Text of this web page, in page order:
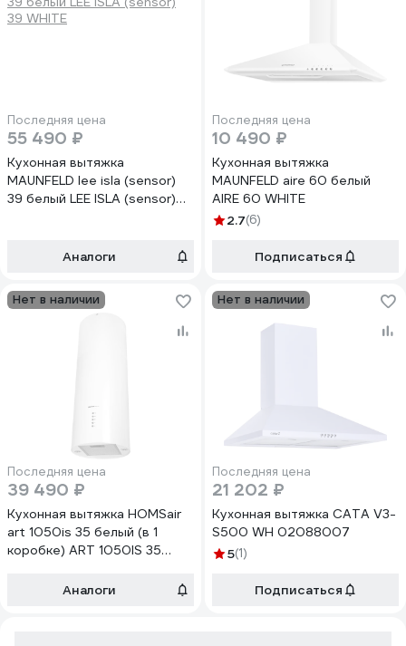
Последняя цена
55 490 ₽
Кухонная вытяжка
MAUNFELD lee isla (sensor)
39 белый LEE ISLA (sensor)
Аналоги
Последняя цена
10 490 ₽
Кухонная вытяжка
MAUNFELD aire 60 белый
AIRE 60 WHITE
2.7(6)
Подписаться
Нет в наличии
Последняя цена
39 490 ₽
Кухонная вытяжка HOMSair
art 1050is 35 белый (в 1
коробке) ART 1050IS 35
Аналоги
Нет в наличии
Последняя цена
21 202 ₽
Кухонная вытяжка CATA V3-
S500 WH 02088007
5(1)
Подписаться